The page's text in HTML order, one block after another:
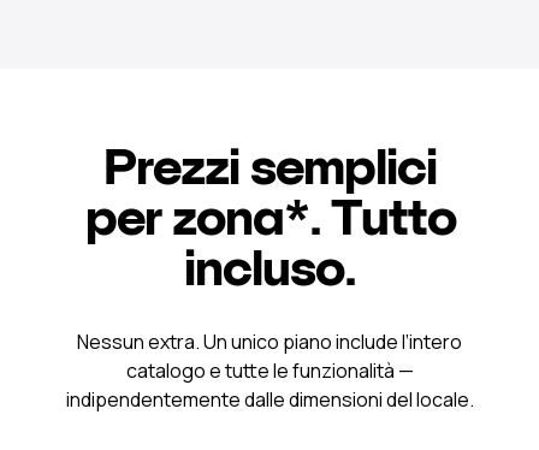
Prezzi semplici
per zona*. Tutto
incluso.
Nessun extra. Un unico piano include l’intero
catalogo e tutte le funzionalità —
indipendentemente dalle dimensioni del locale.